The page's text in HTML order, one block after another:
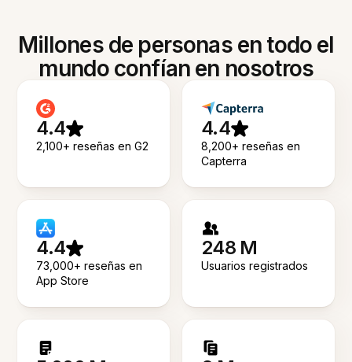
Millones de personas en todo el
mundo confían en nosotros
4.4
2,100+ reseñas en G2
4.4
8,200+ reseñas en
Capterra
4.4
73,000+ reseñas en
App Store
248 M
Usuarios registrados